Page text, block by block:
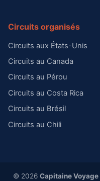
Circuits organisés
Circuits aux États-Unis
Circuits au Canada
Circuits au Pérou
Circuits au Costa Rica
Circuits au Brésil
Circuits au Chili
© 2026 Capitaine Voyage